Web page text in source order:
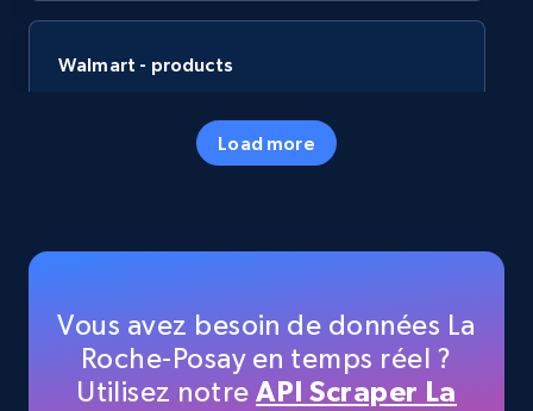
Walmart - products
Specifications, Image urls, Top reviews, and
Load more
Vous avez besoin de données La
Roche-Posay en temps réel ?
Utilisez notreAPI Scraper La